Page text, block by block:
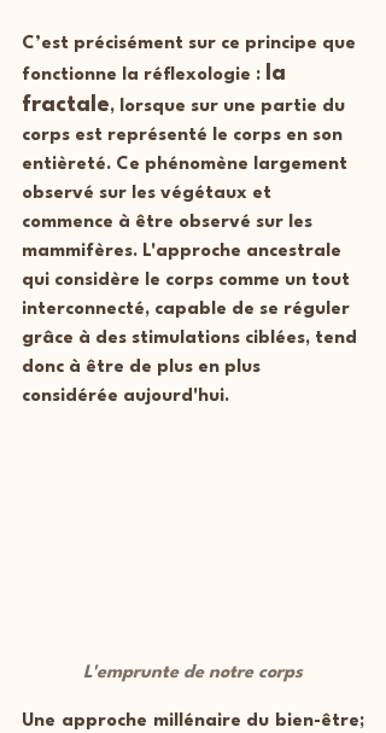
C’est précisément sur ce principe que
fonctionne la réflexologie :
la
fractale, lorsque sur une partie du
corps est représenté le corps en son
entièreté. Ce phénomène largement
observé sur les végétaux et
commence à être observé sur les
mammifères. L'approche ancestrale
qui considère le corps comme un tout
interconnecté, capable de se réguler
grâce à des stimulations ciblées, tend
donc à être de plus en plus
considérée aujourd'hui.
L'emprunte de notre corps
Une approche millénaire du bien-être;